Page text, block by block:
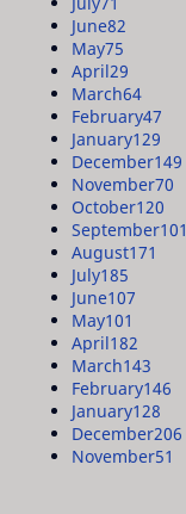
June82
May75
April29
March64
February47
January129
December149
November70
October120
September101
August171
July185
June107
May101
April182
March143
February146
January128
December206
November51